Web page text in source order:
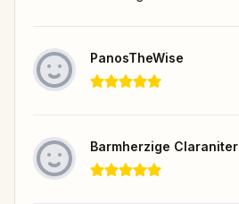
PanosTheWise
Barmherzige Claraniter